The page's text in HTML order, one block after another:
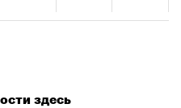
здесь